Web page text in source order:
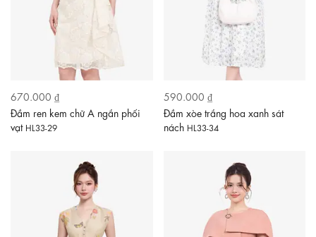
670.000 ₫
Đầm ren kem chữ A ngắn phối
vạt HL33-29
590.000 ₫
Đầm xòe trắng hoa xanh sát
nách HL33-34